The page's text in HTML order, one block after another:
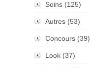
Soins (125)
Autres (53)
Concours (39)
Look (37)